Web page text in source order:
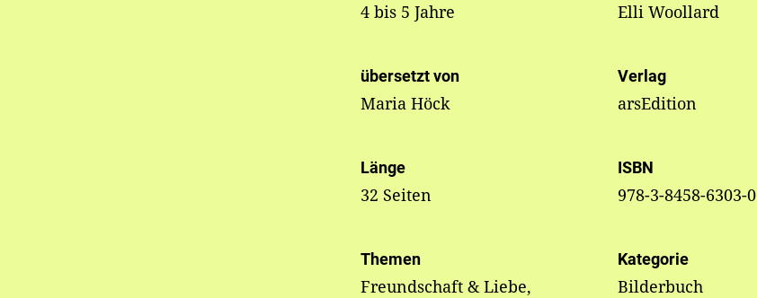
4 bis 5 Jahre Elli Woollard
übersetzt von
Maria Höck
Verlag
arsEdition
Länge
32 Seiten
ISBN
978-3-8458-6303-0
Themen
Freundschaft & Liebe,
Kategorie
Bilderbuch